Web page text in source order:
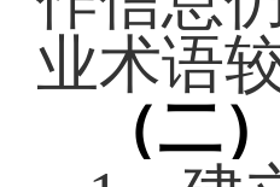
业术语
（二